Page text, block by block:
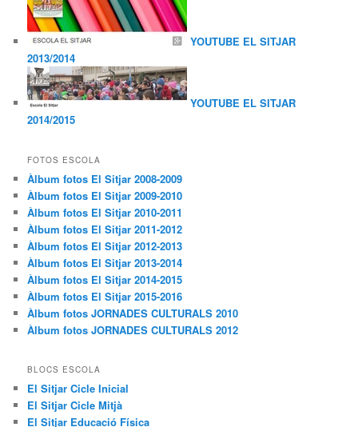
YOUTUBE EL SITJAR
2013/2014
YOUTUBE EL SITJAR
2014/2015
FOTOS ESCOLA
Àlbum fotos El Sitjar 2008-2009
Àlbum fotos El Sitjar 2009-2010
Àlbum fotos El Sitjar 2010-2011
Àlbum fotos El Sitjar 2011-2012
Àlbum fotos El Sitjar 2012-2013
Àlbum fotos El Sitjar 2013-2014
Àlbum fotos El Sitjar 2014-2015
Àlbum fotos El Sitjar 2015-2016
Àlbum fotos JORNADES CULTURALS 2010
Àlbum fotos JORNADES CULTURALS 2012
BLOCS ESCOLA
El Sitjar Cicle Inicial
El Sitjar Cicle Mitjà
El Sitjar Educació Física